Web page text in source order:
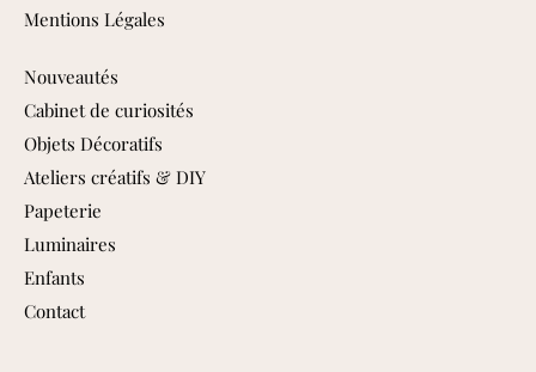
Mentions Légales
Nouveautés
Cabinet de curiosités
Objets Décoratifs
Ateliers créatifs & DIY
Papeterie
Luminaires
Enfants
Contact